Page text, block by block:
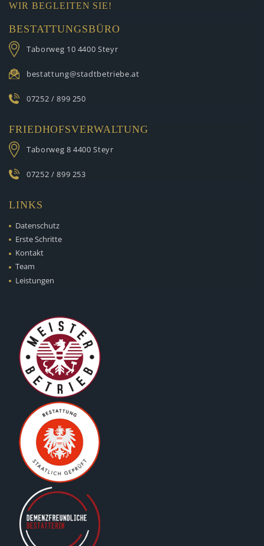
WIR BEGLEITEN SIE!
BESTATTUNGSBÜRO
Taborweg 10 4400 Steyr
bestattung@stadtbetriebe.at
07252 / 899 250
FRIEDHOFSVERWALTUNG
Taborweg 8 4400 Steyr
07252 / 899 253
LINKS
Datenschutz
Erste Schritte
Kontakt
Team
Leistungen